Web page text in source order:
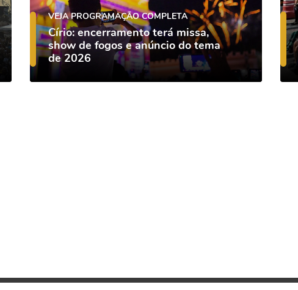
VEJA PROGRAMAÇÃO COMPLETA
Círio: encerramento terá missa,
show de fogos e anúncio do tema
de 2026